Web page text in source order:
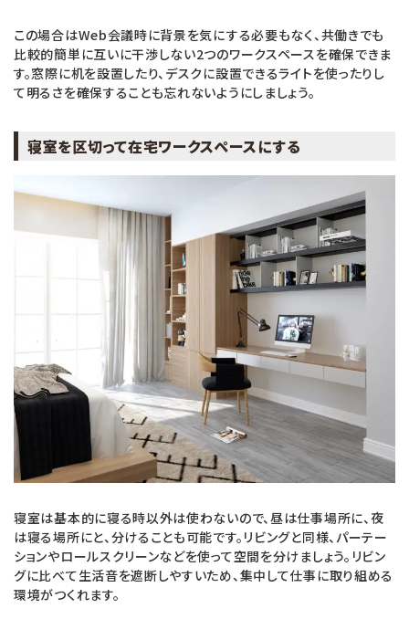
この場合はWeb会議時に背景を気にする必要もなく、共働きでも
比較的簡単に互いに干渉しない2つのワークスペースを確保できま
す。窓際に机を設置したり、デスクに設置できるライトを使ったりし
て明るさを確保することも忘れないようにしましょう。
寝室を区切って在宅ワークスペースにする
寝室は基本的に寝る時以外は使わないので、昼は仕事場所に、夜
は寝る場所にと、分けることも可能です。リビングと同様、パーテー
ションやロールスクリーンなどを使って空間を分けましょう。リビン
グに比べて生活音を遮断しやすいため、集中して仕事に取り組める
環境がつくれます。